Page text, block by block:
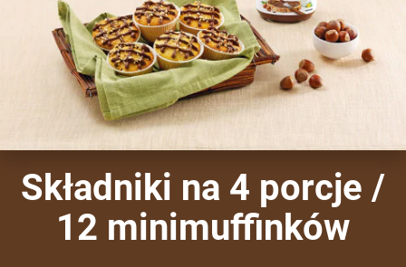
Składniki na 4 porcje /
12 minimuffinków